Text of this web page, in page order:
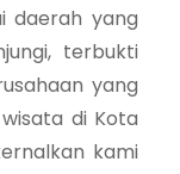
daerah yang
terbukti
yang
di Kota
kami